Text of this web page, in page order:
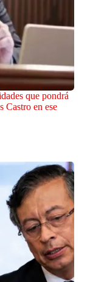
que pondrá
Castro en ese